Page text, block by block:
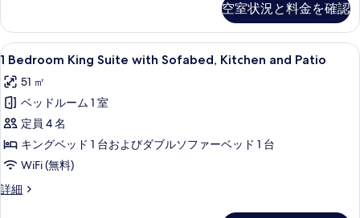
て
の
写
真
を
表
示
す
る
w/
3x3
Shower
詳
細
空室状況と料金を確認
1
Bedroom
King
Suite
with
Sofabed,
Kitchen
and
Patio
低刺激性寝具、羽毛の掛け布団、セ
5
1 Bedroom King Suite with Sofabed, Kitchen and Patio
51 ㎡
ベッドルーム 1 室
定員 4 名
キングベッド 1 台およびダブルソファーベッド 1 台
WiFi (無料)
詳細
1